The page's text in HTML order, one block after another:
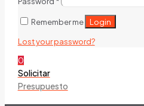
Remember me Login
Lost your password?
0
Solicitar
Presupuesto